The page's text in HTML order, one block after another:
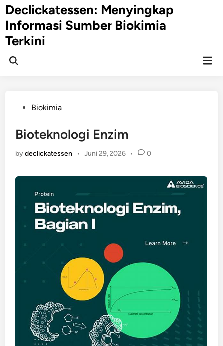
Skip
to
content
Declickatessen: Menyingkap
Informasi Sumber Biokimia
Terkini
Open
PostedBiokimia
Bioteknologi Enzim
bydeclickatessen • Juni 29, 2026 • 0